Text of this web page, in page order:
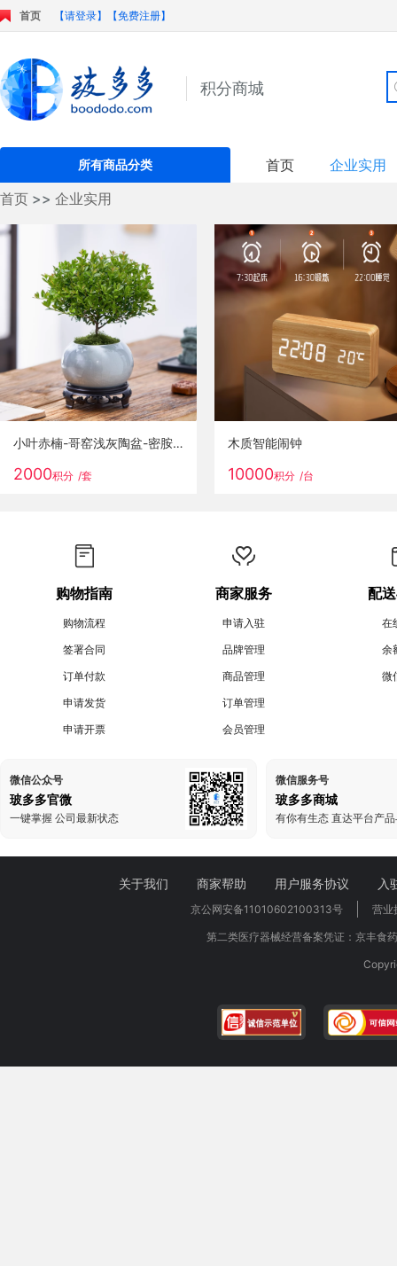
首页 【请登录】 【免费注册】
积分商城
所有商品分类 首页
企业实用
首页 >> 企业实用
小叶赤楠-哥窑浅灰陶盆-密胺托盘
2000积分 /套
木质智能闹钟
10000积分 /台
购物指南
购物流程
签署合同
订单付款
申请发货
申请开票
商家服务
申请入驻
品牌管理
商品管理
订单管理
会员管理
配
在
余
微
微信公众号
玻多多官微
一键掌握 公司最新状态
微信服务号
玻多多商城
有你有生态 直达平台产
关于我们 商家帮助 用户服务协议 入
京公网安备11010602100313号 营业
第二类医疗器械经营备案凭证：京丰食